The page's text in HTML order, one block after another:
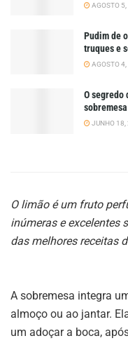
AGOSTO
Pudim de
truques e
AGOSTO
O segredo
JUNHO 18,
O limão é um fruto
inúmeras e excelentes
das melhores receitas
A sobremesa integra
almoço ou ao jantar.
um adoçar a boca,